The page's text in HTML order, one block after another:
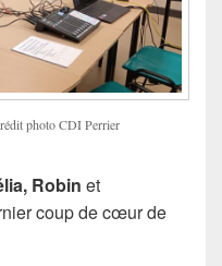
photo CDI Perrier
Robin et
coup de cœur de